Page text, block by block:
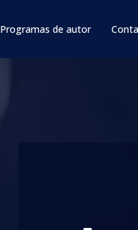
Programas de autor